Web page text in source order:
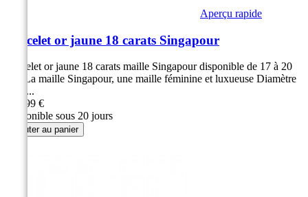
Aperçu rapide
Bracelet or jaune 18 carats Singapour
Bracelet or jaune 18 carats maille Singapour disponible de 17 à 20
cm. La maille Singapour, une maille féminine et luxueuse Diamètre
de la...
299,99 €
Disponible sous 20 jours
Ajouter au panier